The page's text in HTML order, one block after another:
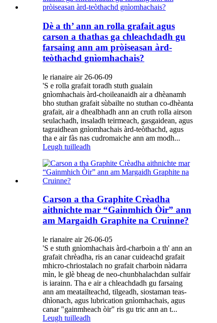
Dè a th’ ann an rolla grafait agus
carson a thathas ga chleachdadh gu
farsaing ann am pròiseasan àrd-
teòthachd gnìomhachais?
le rianaire air 26-06-09
'S e rolla grafait toradh stuth gualain
gnìomhachais àrd-choileanaidh air a dhèanamh
bho stuthan grafait sùbailte no stuthan co-dhèanta
grafait, air a dhealbhadh ann an cruth rolla airson
seulachadh, insaladh teirmeach, gasgaidean, agus
tagraidhean gnìomhachais àrd-teòthachd, agus
tha e air fàs nas cudromaiche ann am modh...
Leugh tuilleadh
Carson a tha Graphite Crèadha
aithnichte mar “Gainmhich Òir” ann
am Margaidh Graphite na Cruinne?
le rianaire air 26-06-05
'S e stuth gnìomhachais àrd-charboin a th' ann an
grafait chrèadha, ris an canar cuideachd grafait
mhicro-chriostalach no grafait charboin nàdarra
mìn, le glè bheag de neo-chunbhalachdan sulfair
is iarainn. Tha e air a chleachdadh gu farsaing
ann am meatailteachd, tilgeadh, siostaman teas-
dhìonach, agus lubrication gnìomhachais, agus
canar "gainmheach òir" ris gu tric ann an t...
Leugh tuilleadh